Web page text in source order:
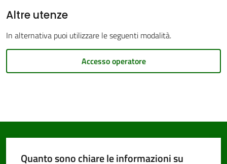
Servizi
on-
Seguici
Altre utenze
In alternativa puoi utilizzare le seguenti modalità.
Accesso operatore
Quanto sono chiare le informazioni su